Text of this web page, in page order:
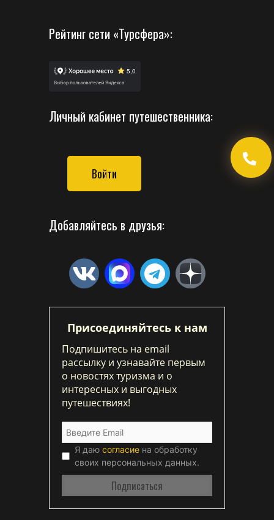
Рейтинг сети «Турсфера»:
Личный кабинет путешественника:
Войти
Добавляйтесь в друзья:
Присоединяйтесь к нам
Подпишитесь на email
рассылку и узнавайте первым
о новостях туризма и о
интересных и выгодных
путешествиях!
Я даю согласие на обработку
своих персональных данных.